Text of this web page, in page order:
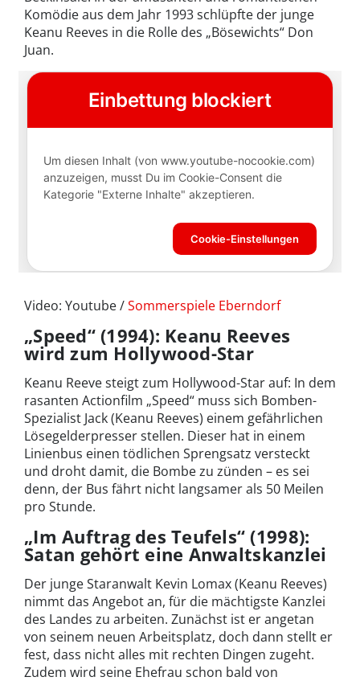
Komödie aus dem Jahr 1993 schlüpfte der junge
Keanu Reeves in die Rolle des „Bösewichts“ Don
Juan.
Video: Youtube /Sommerspiele Eberndorf
„Speed“ (1994): Keanu Reeves
wird zum Hollywood-Star
Keanu Reeve steigt zum Hollywood-Star auf: In dem
rasanten Actionfilm „Speed“ muss sich Bomben-
Spezialist Jack (Keanu Reeves) einem gefährlichen
Lösegelderpresser stellen. Dieser hat in einem
Linienbus einen tödlichen Sprengsatz versteckt
und droht damit, die Bombe zu zünden – es sei
denn, der Bus fährt nicht langsamer als 50 Meilen
pro Stunde.
„Im Auftrag des Teufels“ (1998):
Satan gehört eine Anwaltskanzlei
Der junge Staranwalt Kevin Lomax (Keanu Reeves)
nimmt das Angebot an, für die mächtigste Kanzlei
des Landes zu arbeiten. Zunächst ist er angetan
von seinem neuen Arbeitsplatz, doch dann stellt er
fest, dass nicht alles mit rechten Dingen zugeht.
Zudem wird seine Ehefrau schon bald von